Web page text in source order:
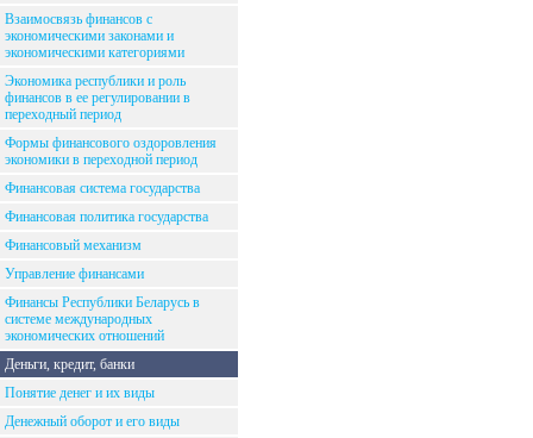
Взаимосвязь финансов с
экономическими законами и
экономическими категориями
Экономика республики и роль
финансов в ее регулировании в
переходный период
Формы финансового оздоровления
экономики в переходной период
Финансовая система государства
Финансовая политика государства
Финансовый механизм
Управление финансами
Финансы Республики Беларусь в
системе международных
экономических отношений
Деньги, кредит, банки
Понятие денег и их виды
Денежный оборот и его виды